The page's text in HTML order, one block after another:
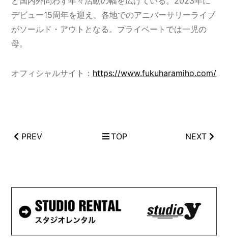
デビュー15周年を迎え、各地でのアニバーサリーライブ
がソールド・アウトとなる。プライベートでは一児の
母。
オフィシャルサイト： https://www.fukuharamiho.com/
PREV TOP NEXT